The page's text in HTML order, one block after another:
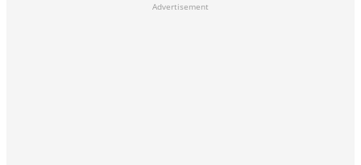
Advertisement